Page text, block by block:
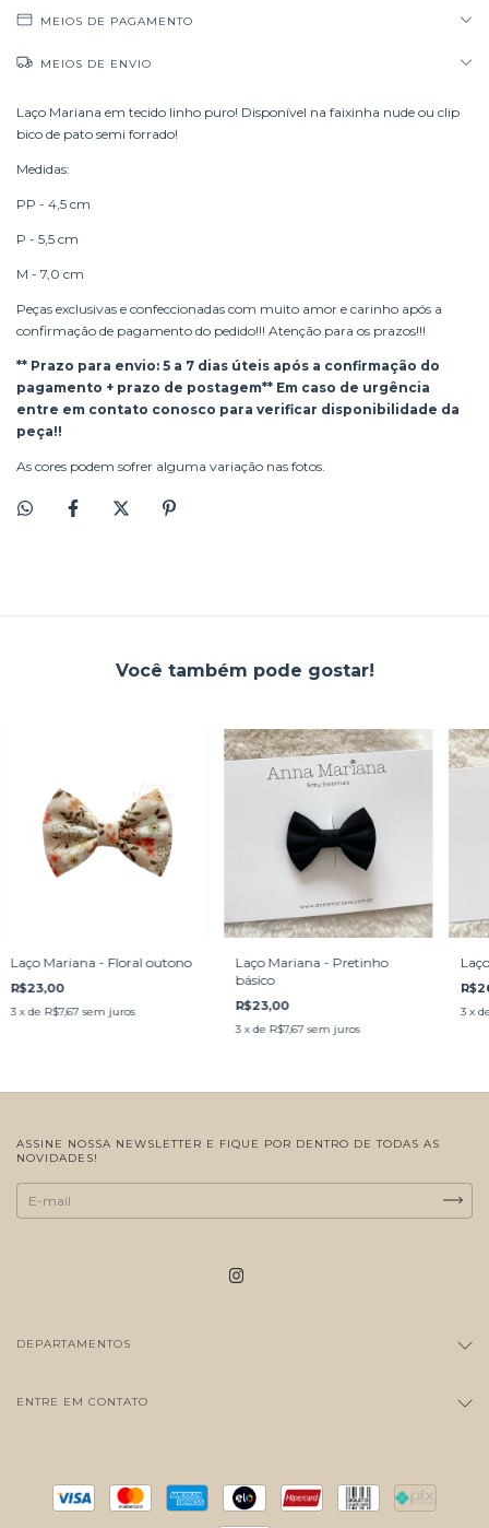
MEIOS DE PAGAMENTO
MEIOS DE ENVIO
Laço Mariana em tecido linho puro! Disponível na faixinha nude ou clip
bico de pato semi forrado!
Medidas:
PP - 4,5 cm
P - 5,5 cm
M - 7,0 cm
Peças exclusivas e confeccionadas com muito amor e carinho após a
confirmação de pagamento do pedido!!! Atenção para os prazos!!!
** Prazo para envio: 5 a 7 dias úteis após a confirmação do
pagamento + prazo de postagem** Em caso de urgência
entre em contato conosco para verificar disponibilidade da
peça!!
As cores podem sofrer alguma variação nas fotos.
Você também pode gostar!
Laço Mariana - Floral outono
R$23,00
3 x de R$7,67 sem juros
Laço Mariana - Pretinho
básico
R$23,00
3 x de R$7,67 sem juros
3 x
ASSINE NOSSA NEWSLETTER E FIQUE POR DENTRO DE TODAS AS
NOVIDADES!
DEPARTAMENTOS
ENTRE EM CONTATO